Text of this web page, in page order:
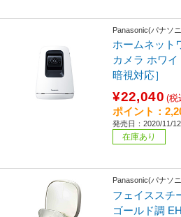
Panasonic(パナソ
ホームネット
カメラ ホワ
暗視対応］
¥22,040 (税
ポイント：
発売日：2020/11/
在庫あり
Panasonic(パナソ
フェイススチ
ゴールド調